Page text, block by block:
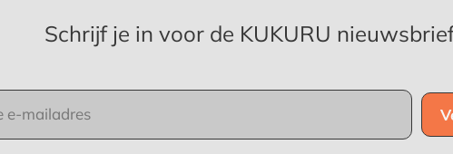
Schrijf je in voor de KUKURU